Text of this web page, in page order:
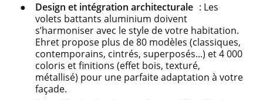
Design et intégration architecturale : Les
volets battants aluminium doivent
s’harmoniser avec le style de votre habitation.
Ehret propose plus de 80 modèles (classiques,
contemporains, cintrés, superposés...) et 4 000
coloris et finitions (effet bois, texturé,
métallisé) pour une parfaite adaptation à votre
façade.